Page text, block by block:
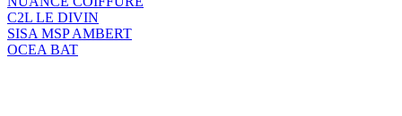
C2L LE DIVIN
SISA MSP AMBERT
OCEA BAT